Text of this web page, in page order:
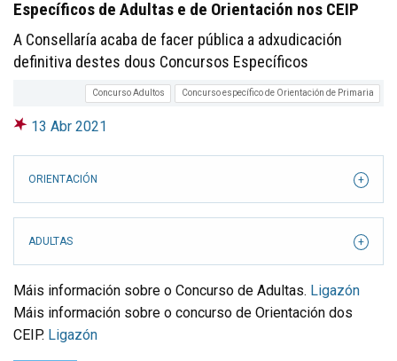
Específicos de Adultas e de Orientación nos CEIP
A Consellaría acaba de facer pública a adxudicación
definitiva destes dous Concursos Específicos
Concurso Adultos Concurso específico de Orientación de Primaria
13 Abr 2021
ORIENTACIÓN
ADULTAS
Máis información sobre o Concurso de Adultas. Ligazón
Máis información sobre o concurso de Orientación dos
CEIP. Ligazón